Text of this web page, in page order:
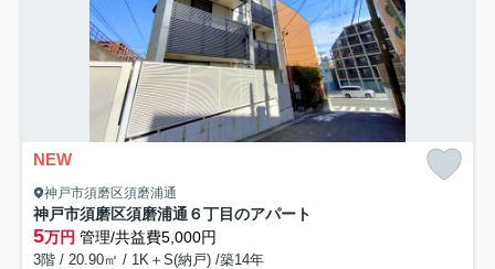
NEW
神戸市須磨区須磨浦通
神戸市須磨区須磨浦通６丁目のアパート
5万円 管理/共益費5,000円
3階 / 20.90㎡ / 1K＋S(納戸) /築14年